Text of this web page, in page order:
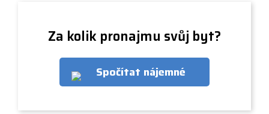
Za kolik pronajmu svůj byt?
Spočítat nájemné